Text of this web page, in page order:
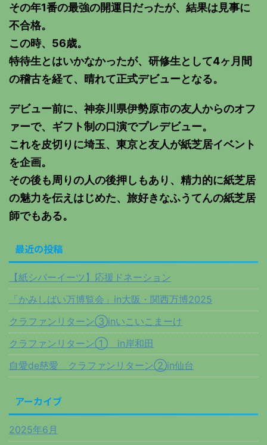
その年1番の最強の開運日だったが、結果は見事に
不合格。
この時、56歳。
特待生とはいかなかったが、研修生として4ヶ月間
の稽古を経て、晴れて正式デビューとなる。
デビュー前に、神奈川県伊勢原市の友人からのオフ
ァーで、ギフト制の口演でプレデビュー。
これを皮切りに埼玉、東京と友人が紙芝居イベント
を企画。
その後も周りの人の後押しもあり、精力的に紙芝居
の魅力を伝えはじめた、旅好きなふうてんの紙芝居
師でもある。
最近の投稿
【紙シバーイーツ】応援ドネーション
「かみしばい万博覧会」in大阪・関西万博2025
クラファンリターン③inいこいこまーけ
クラファンリターン① in岸和田
自愛de慈愛 クラファンリターン②in仙台
アーカイブ
2025年6月